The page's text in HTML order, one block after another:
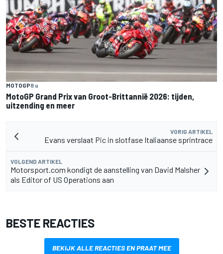
MOTOGP8 u
MotoGP Grand Prix van Groot-Brittannië 2026: tijden,
uitzending en meer
VORIG ARTIKEL
Evans verslaat Pic in slotfase Italiaanse sprintrace
VOLGEND ARTIKEL
Motorsport.com kondigt de aanstelling van David Malsher
als Editor of US Operations aan
BESTE REACTIES
BEKIJK ALLE REACTIES EN PRAAT MEE